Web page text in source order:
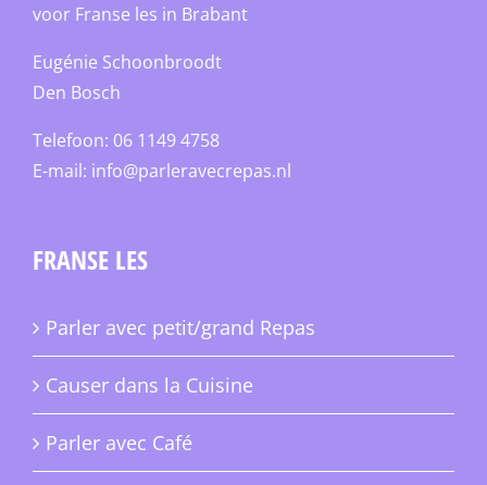
voor Franse les in Brabant
Eugénie Schoonbroodt
Den Bosch
Telefoon: 06 1149 4758
E-mail: info@parleravecrepas.nl
FRANSE LES
Parler avec petit/grand Repas
Causer dans la Cuisine
Parler avec Café